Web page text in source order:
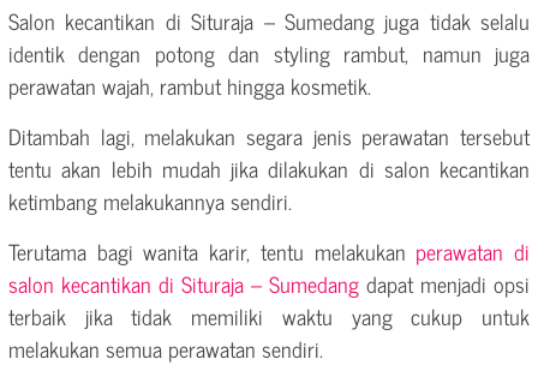
Salon kecantikan di Situraja – Sumedang juga tidak selalu
identik dengan potong dan styling rambut, namun juga
perawatan wajah, rambut hingga kosmetik.
Ditambah lagi, melakukan segara jenis perawatan tersebut
tentu akan lebih mudah jika dilakukan di salon kecantikan
ketimbang melakukannya sendiri.
Terutama bagi wanita karir, tentu melakukan perawatan di
salon kecantikan di Situraja – Sumedang dapat menjadi opsi
terbaik jika tidak memiliki waktu yang cukup untuk
melakukan semua perawatan sendiri.